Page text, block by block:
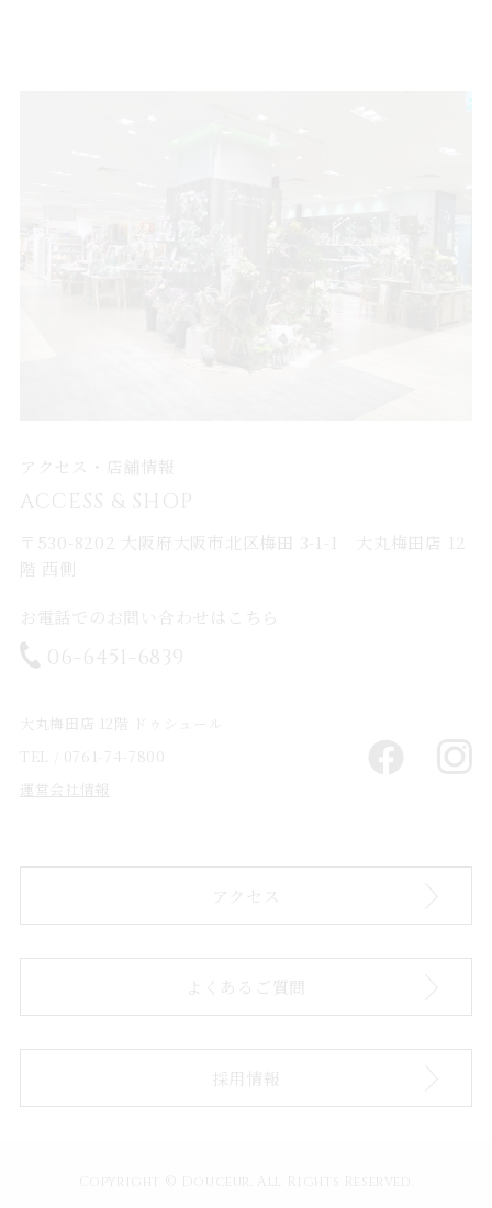
アクセス・店舗情報
ACCESS & SHOP
〒530-8202 大阪府大阪市北区梅田 3-1-1 大丸梅田店 12
階 西側
お電話でのお問い合わせはこちら
06-6451-6839
大丸梅田店 12階 ドゥシュール
TEL / 0761-74-7800
運営会社情報
アクセス
よくあるご質問
採用情報
Copyright © Douceur. All Rights Reserved.